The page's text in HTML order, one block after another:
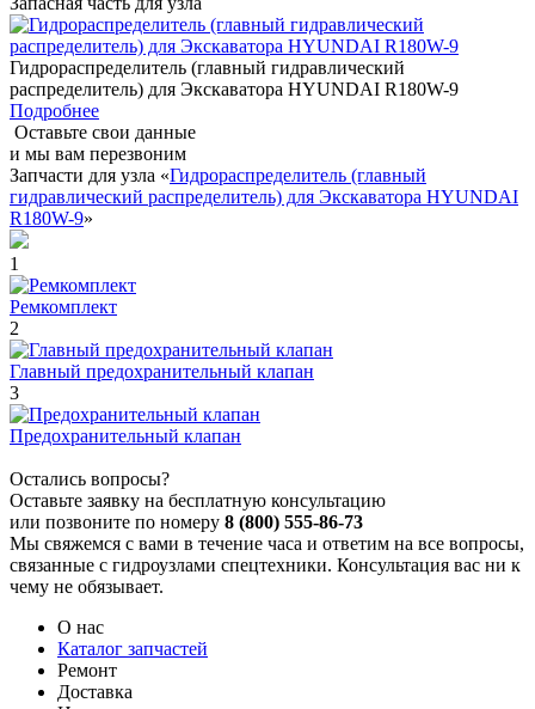
Гидрораспределитель (главный гидравлический
распределитель) для Экскаватора HYUNDAI R180W-9
Подробнее
Оставьте свои данные
и мы вам перезвоним
Запчасти для узла «Гидрораспределитель (главный
гидравлический распределитель) для Экскаватора HYUNDAI
R180W-9»
1
Ремкомплект
2
Главный предохранительный клапан
3
Предохранительный клапан
Остались вопросы?
Оставьте заявку на бесплатную консультацию
или позвоните по номеру 8 (800) 555-86-73
Мы свяжемся с вами в течение часа и ответим на все вопросы,
связанные с гидроузлами спецтехники. Консультация вас ни к
чему не обязывает.
О нас
Каталог запчастей
Ремонт
Доставка